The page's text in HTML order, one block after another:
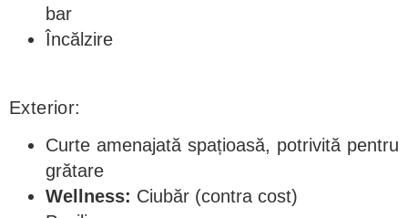
bar
Încălzire
Exterior:
Curte amenajată spațioasă, potrivită pentru
grătare
Wellness: Ciubăr (contra cost)